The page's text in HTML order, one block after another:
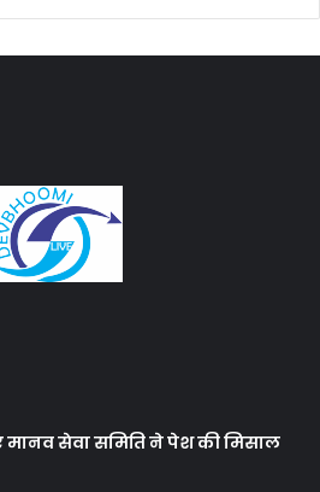
मानव सेवा समिति ने पेश की मिसाल